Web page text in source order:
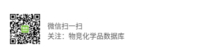
微信扫一扫
关注：物竞化学品数据库